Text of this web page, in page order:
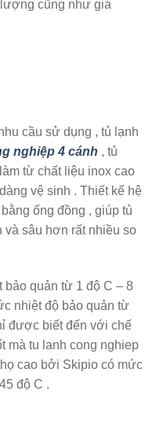
cũng như giá
cầu sử dụng , tủ lạnh
nghiệp 4 cánh , tủ
từ chất liệu inox cao
vệ sinh . Thiết kế hệ
ống đồng , giúp tủ
và sâu hơn rất nhiều so
bảo quản từ 1 độ C – 8
nhiệt độ bảo quản từ
được biết đến với chế
mà tu lanh cong nghiep
cao bởi Skipio có mức
độ C .